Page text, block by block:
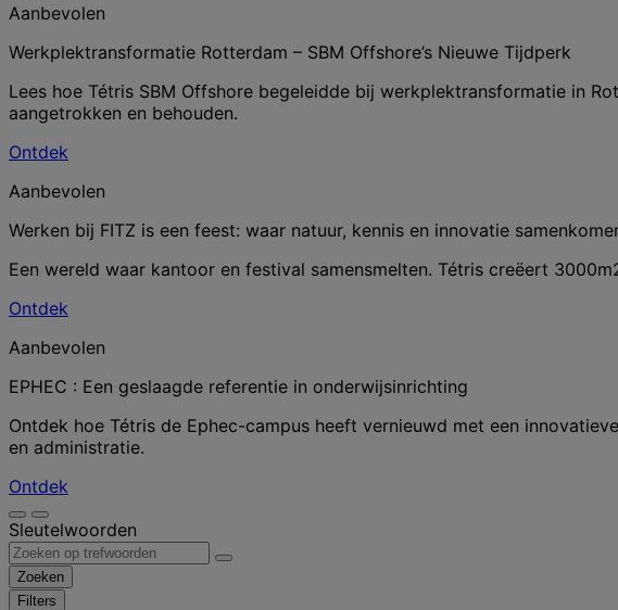
Aanbevolen
Werkplektransformatie Rotterdam – SBM Offshore’s Nieuwe Tijdperk
Lees hoe Tétris SBM Offshore begeleidde bij werkplektransformatie in
aangetrokken en behouden.
Ontdek
Aanbevolen
Werken bij FITZ is een feest: waar natuur, kennis en innovatie
Een wereld waar kantoor en festival samensmelten. Tétris creëert
Ontdek
Aanbevolen
EPHEC : Een geslaagde referentie in onderwijsinrichting
Ontdek hoe Tétris de Ephec-campus heeft vernieuwd met een
en administratie.
Ontdek
Sleutelwoorden
Zoeken
Filters